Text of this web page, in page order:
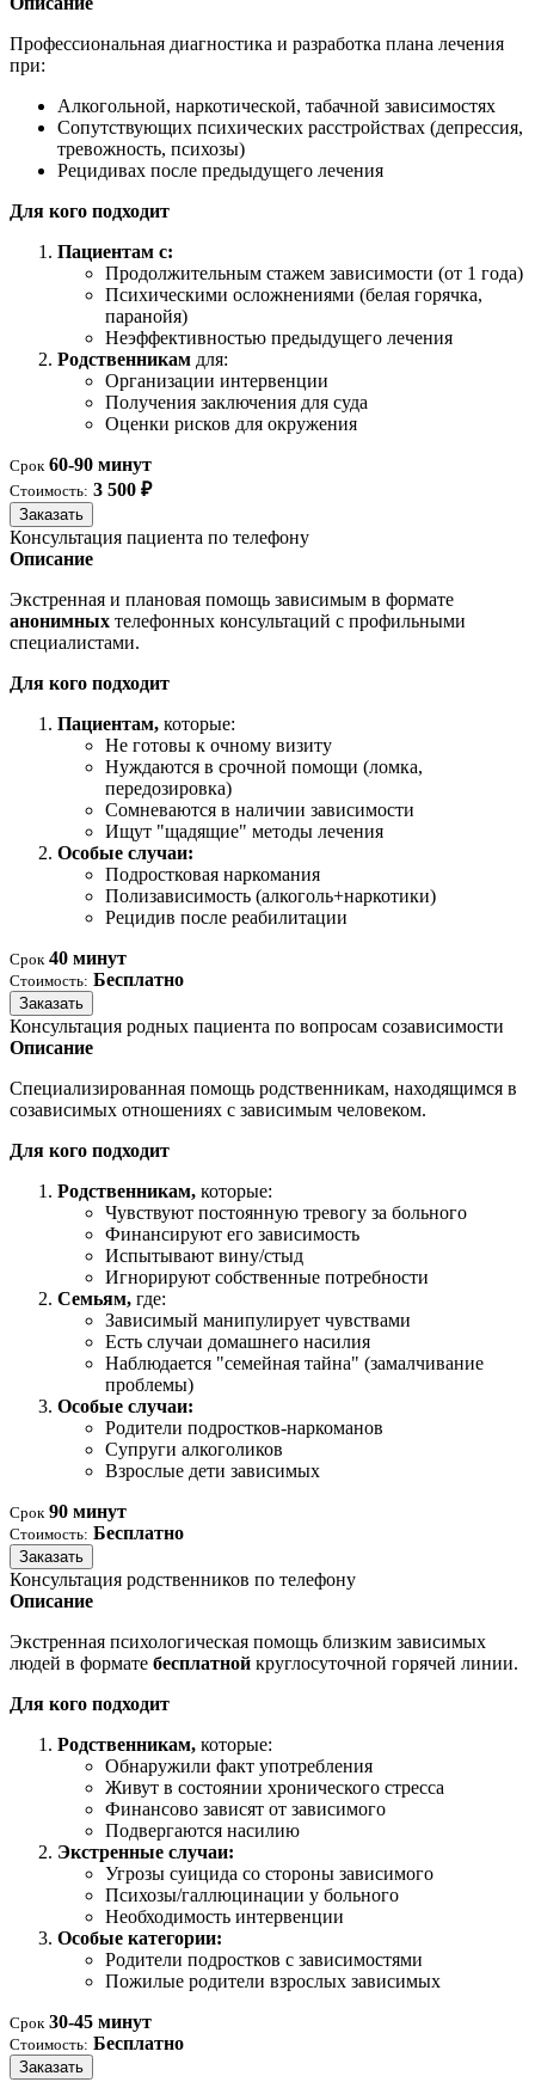
Профессиональная диагностика и разработка плана лечения
при:
Алкогольной, наркотической, табачной зависимостях
Сопутствующих психических расстройствах (депрессия,
тревожность, психозы)
Рецидивах после предыдущего лечения
Для кого подходит
Пациентам с:
Продолжительным стажем зависимости (от 1 года)
Психическими осложнениями (белая горячка,
паранойя)
Неэффективностью предыдущего лечения
Родственникам для:
Организации интервенции
Получения заключения для суда
Оценки рисков для окружения
Срок 60-90 минут
Стоимость: 3 500 ₽
Заказать
Консультация пациента по телефону
Описание
Экстренная и плановая помощь зависимым в формате
анонимных телефонных консультаций с профильными
специалистами.
Для кого подходит
Пациентам, которые:
Не готовы к очному визиту
Нуждаются в срочной помощи (ломка,
передозировка)
Сомневаются в наличии зависимости
Ищут "щадящие" методы лечения
Особые случаи:
Подростковая наркомания
Полизависимость (алкоголь+наркотики)
Рецидив после реабилитации
Срок 40 минут
Стоимость: Бесплатно
Заказать
Консультация родных пациента по вопросам созависимости
Описание
Специализированная помощь родственникам, находящимся в
созависимых отношениях с зависимым человеком.
Для кого подходит
Родственникам, которые:
Чувствуют постоянную тревогу за больного
Финансируют его зависимость
Испытывают вину/стыд
Игнорируют собственные потребности
Семьям, где:
Зависимый манипулирует чувствами
Есть случаи домашнего насилия
Наблюдается "семейная тайна" (замалчивание
проблемы)
Особые случаи:
Родители подростков-наркоманов
Супруги алкоголиков
Взрослые дети зависимых
Срок 90 минут
Стоимость: Бесплатно
Заказать
Консультация родственников по телефону
Описание
Экстренная психологическая помощь близким зависимых
людей в формате бесплатной круглосуточной горячей линии.
Для кого подходит
Родственникам, которые:
Обнаружили факт употребления
Живут в состоянии хронического стресса
Финансово зависят от зависимого
Подвергаются насилию
Экстренные случаи:
Угрозы суицида со стороны зависимого
Психозы/галлюцинации у больного
Необходимость интервенции
Особые категории:
Родители подростков с зависимостями
Пожилые родители взрослых зависимых
Срок 30-45 минут
Стоимость: Бесплатно
Заказать